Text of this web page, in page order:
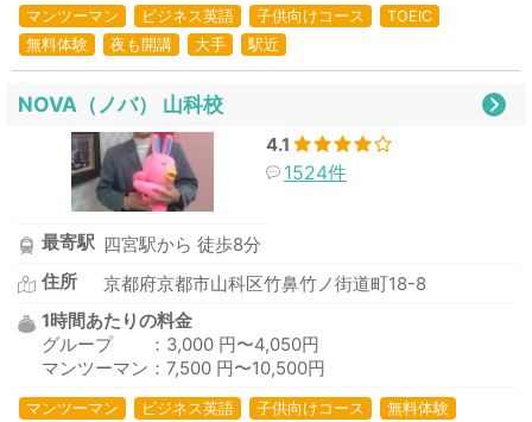
マンツーマン ビジネス英語 子供向けコース
TOEIC
無料体験
夜も開講 大手 駅近
NOVA（ノバ） 山科校
4.1
1524件
最寄駅 四宮駅から 徒歩8分
住所
京都府京都市山科区竹鼻竹ノ街道町18-8
1時間あたりの料金
グループ ：3,000 円〜4,050円
マンツーマン：7,500 円〜10,500円
マンツーマン ビジネス英語 子供向けコース
無料体験